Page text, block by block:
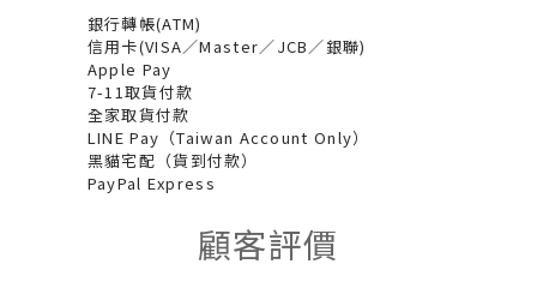
銀行轉帳(ATM)
信用卡(VISA／Master／JCB／銀聯)
Apple Pay
7-11取貨付款
全家取貨付款
LINE Pay（Taiwan Account Only）
黑貓宅配（貨到付款）
PayPal Express
顧客評價